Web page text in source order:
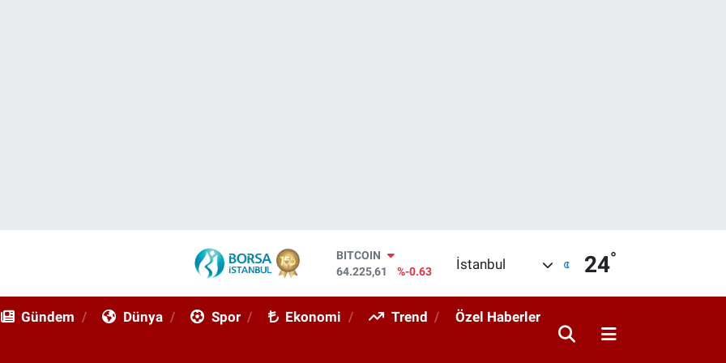
DOLAR
47,6704
%0
STERLİN
İstanbul 24°
Gündem Dünya Spor Ekonomi Trend Özel Haberler